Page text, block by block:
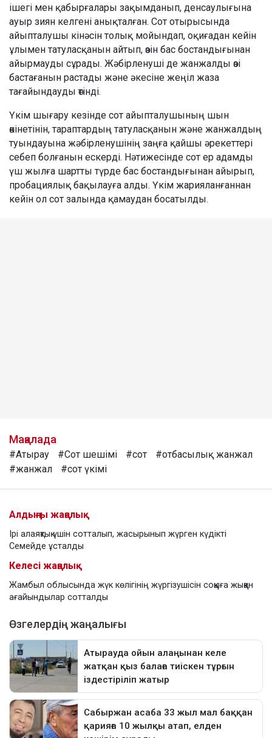
ішегі мен қабырғалары зақымданып, денсаулығына
ауыр зиян келгені анықталған. Сот отырысында
айыпталушы кінәсін толық мойындап, оқиғадан кейін
ұлымен татуласқанын айтып, өзін бас бостандығынан
айырмауды сұрады. Жәбірленуші де жанжалды өзі
бастағанын растады және әкесіне жеңіл жаза
тағайындауды өтінді.
Үкім шығару кезінде сот айыпталушының шын
өкінетінін, тараптардың татуласқанын және жанжалдың
туындауына жәбірленушінің заңға қайшы әрекеттері
себеп болғанын ескерді. Нәтижесінде сот ер адамды
үш жылға шартты түрде бас бостандығынан айырып,
пробациялық бақылауға алды. Үкім жарияланғаннан
кейін ол сот залында қамаудан босатылды.
Мақалада
#Атырау #Сот шешімі #сот
#отбасылық жанжал
#жанжал
#сот үкімі
Алдыңғы жаңалық
Ірі алаяқтық үшін сотталып, жасырынып жүрген күдікті
Семейде ұсталды
Келесі жаңалық
Жамбыл облысында жүк көлігінің жүргізушісін соққыға жыққан
ағайындылар сотталды